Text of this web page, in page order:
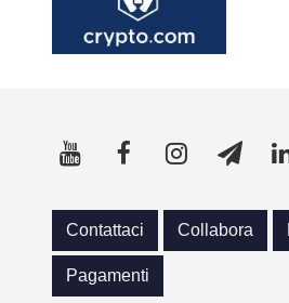
Contattaci Collabora
Pagamenti